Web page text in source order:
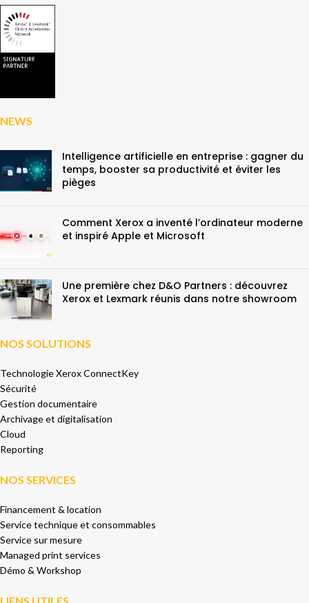
NEWS
Intelligence artificielle en entreprise : gagner du
temps, booster sa productivité et éviter les
pièges
Comment Xerox a inventé l’ordinateur moderne
et inspiré Apple et Microsoft
Une première chez D&O Partners : découvrez
Xerox et Lexmark réunis dans notre showroom
NOS SOLUTIONS
Technologie Xerox ConnectKey
Sécurité
Gestion documentaire
Archivage et digitalisation
Cloud
Reporting
NOS SERVICES
Financement & location
Service technique et consommables
Service sur mesure
Managed print services
Démo & Workshop